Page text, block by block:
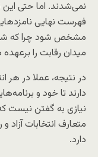
نمی‌شدند. اما حتی
فهرست نهایی
مشخص شود چرا که
میدان رقابت را برعهده
در نتیجه، عملا در هر
دارند تا خود و
نیازی به گفتن نیست که
متعارف انتخابات
دارد.